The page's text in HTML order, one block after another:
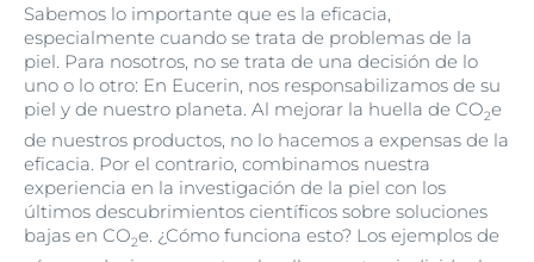
Sabemos lo importante que es la eficacia,
especialmente cuando se trata de problemas de la
piel. Para nosotros, no se trata de una decisión de lo
uno o lo otro: En Eucerin, nos responsabilizamos de su
piel y de nuestro planeta. Al mejorar la huella de CO2e
de nuestros productos, no lo hacemos a expensas de la
eficacia. Por el contrario, combinamos nuestra
experiencia en la investigación de la piel con los
últimos descubrimientos científicos sobre soluciones
bajas en CO2e. ¿Cómo funciona esto? Los ejemplos de